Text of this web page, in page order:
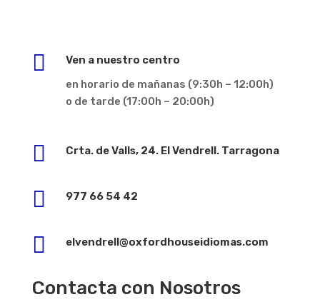

Ven a nuestro centro
en horario de mañanas (9:30h – 12:00h)
o de tarde (17:00h – 20:00h)
 Crta. de Valls, 24. El Vendrell. Tarragona
 977 66 54 42
 elvendrell@oxfordhouseidiomas.com
Contacta con Nosotros